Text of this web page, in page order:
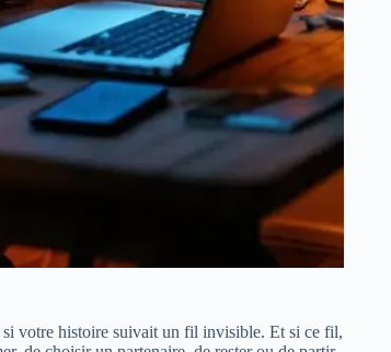
si votre histoire suivait un fil invisible. Et si ce fil,